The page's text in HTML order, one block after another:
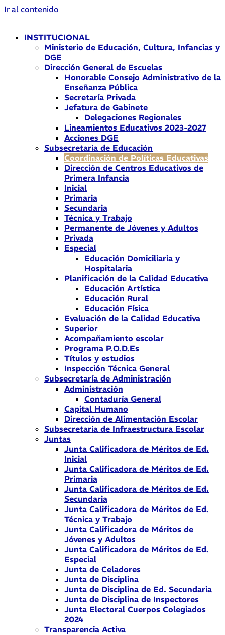
Ir al contenido
INSTITUCIONAL
Ministerio de Educación, Cultura, Infancias y
DGE
Dirección General de Escuelas
Honorable Consejo Administrativo de la
Enseñanza Pública
Secretaría Privada
Jefatura de Gabinete
Delegaciones Regionales
Lineamientos Educativos 2023-2027
Acciones DGE
Subsecretaría de Educación
Coordinación de Políticas Educativas
Dirección de Centros Educativos de
Primera Infancia
Inicial
Primaria
Secundaria
Técnica y Trabajo
Permanente de Jóvenes y Adultos
Privada
Especial
Educación Domiciliaria y
Hospitalaria
Planificación de la Calidad Educativa
Educación Artística
Educación Rural
Educación Física
Evaluación de la Calidad Educativa
Superior
Acompañamiento escolar
Programa P.O.D.Es
Títulos y estudios
Inspección Técnica General
Subsecretaría de Administración
Administración
Contaduría General
Capital Humano
Dirección de Alimentación Escolar
Subsecretaría de Infraestructura Escolar
Juntas
Junta Calificadora de Méritos de Ed.
Inicial
Junta Calificadora de Méritos de Ed.
Primaria
Junta Calificadora de Méritos de Ed.
Secundaria
Junta Calificadora de Méritos de Ed.
Técnica y Trabajo
Junta Calificadora de Méritos de
Jóvenes y Adultos
Junta Calificadora de Méritos de Ed.
Especial
Junta de Celadores
Junta de Disciplina
Junta de Disciplina de Ed. Secundaria
Junta de Disciplina de Inspectores
Junta Electoral Cuerpos Colegiados
2024
Transparencia Activa